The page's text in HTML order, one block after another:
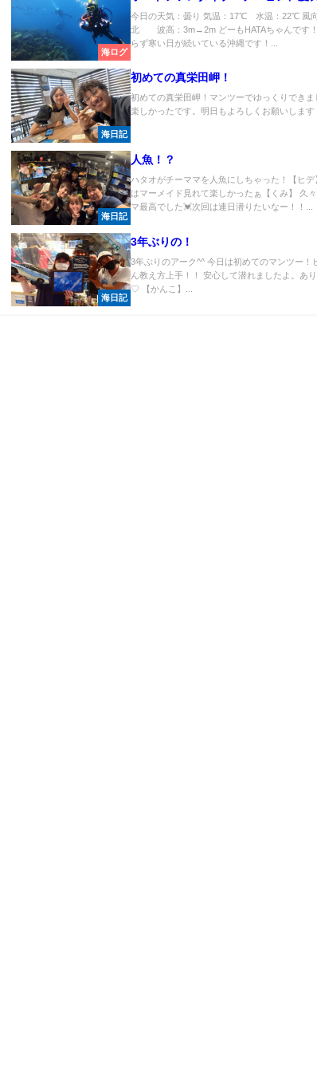
海ログ
今日の天気：曇り 気温：17℃ 水温：22℃ 風向
北 波高：3m→2m どーもHATAちゃんです
らず寒い日が続いている沖縄です！...
海日記
初めての真栄田岬！
初めての真栄田岬！マンツーでゆっくりできま
楽しかったです。明日もよろしくお願いします
海日記
人魚！？
ハタオがチーママを人魚にしちゃった！【ヒデ
はマーメイド見れて楽しかったぁ【くみ】 久
マ最高でした💓次回は連日潜りたいなー！！...
海日記
3年ぶりの！
3年ぶりのアーク^^ 今日は初めてのマンツー！
ん教え方上手！！ 安心して潜れましたよ。あり
♡ 【かんこ】...